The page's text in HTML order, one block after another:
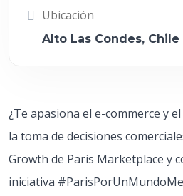
Ubicación
Alto Las Condes, Chile
¿Te apasiona el e-commerce y
la toma de decisiones
Growth de Paris Marketplace y
iniciativa